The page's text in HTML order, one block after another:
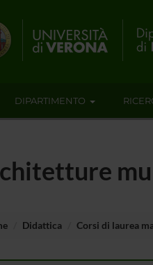
DIPARTIMENTO
Didattica Corsi di laurea